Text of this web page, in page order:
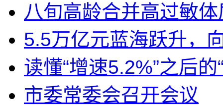
八旬高龄合并高过敏
5.5万亿元蓝海跃升，
读懂“增速5.2%”之后的
市委常委会召开会议